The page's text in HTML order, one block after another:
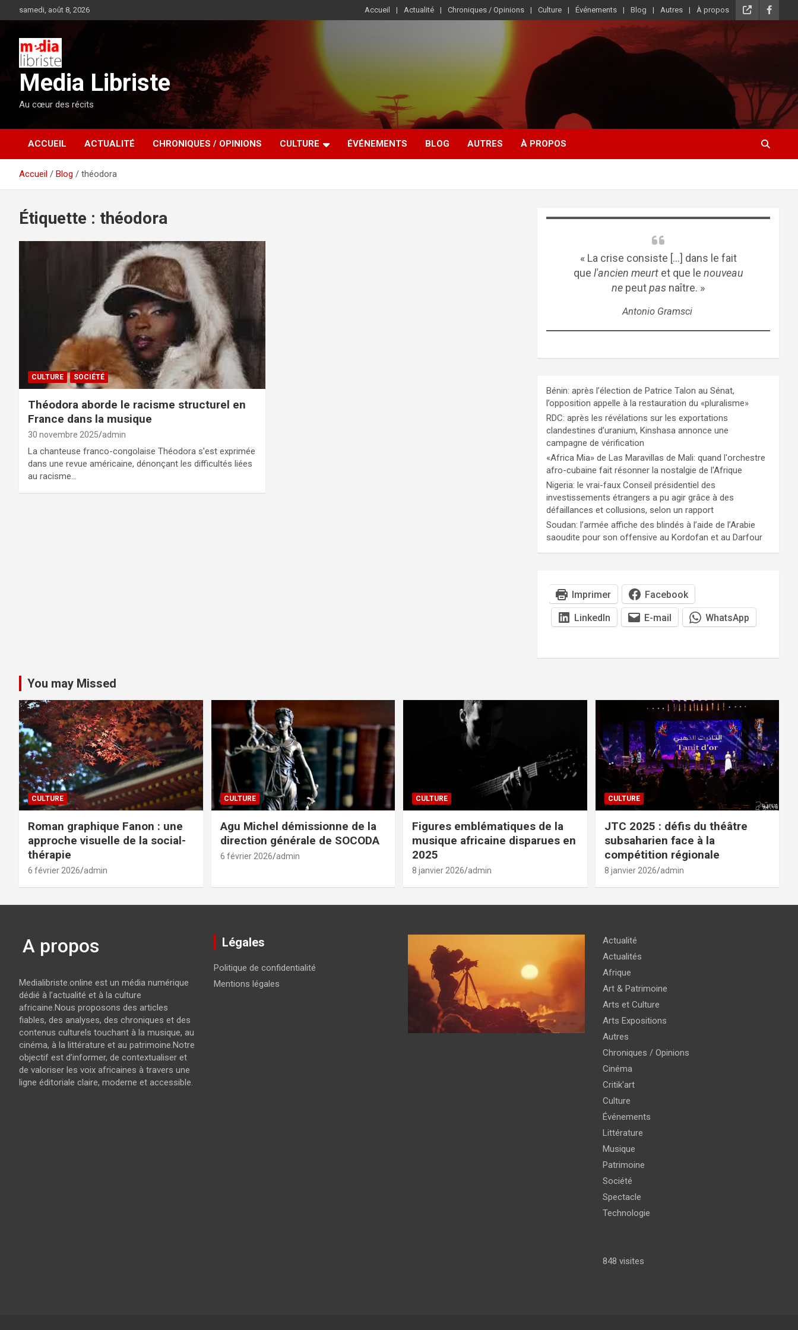
au
samedi, août 8, 2026 Accueil Actualité Chroniques / Opinions Culture Événements Blog Autres À propos
Media Libriste
Au cœur des récits
ACCUEIL ACTUALITÉ CHRONIQUES / OPINIONS CULTURE ÉVÉNEMENTS BLOG AUTRES À PROPOS
Accueil Blog théodora
Étiquette : théodora
CULTURE SOCIÉTÉ
Théodora aborde le racisme structurel en
France dans la musique
30 novembre 2025 admin
La chanteuse franco-congolaise Théodora s’est exprimée
dans une revue américaine, dénonçant les difficultés liées
au racisme…
« La crise consiste [...] dans le fait
que l'ancien meurtet que le nouveau
ne peutpas naître. »
Antonio Gramsci
Bénin: après l’élection de Patrice Talon au Sénat,
l’opposition appelle à la restauration du «pluralisme»
RDC: après les révélations sur les exportations
clandestines d’uranium, Kinshasa annonce une
campagne de vérification
«Africa Mia» de Las Maravillas de Mali: quand l'orchestre
afro-cubaine fait résonner la nostalgie de l'Afrique
Nigeria: le vrai-faux Conseil présidentiel des
investissements étrangers a pu agir grâce à des
défaillances et collusions, selon un rapport
Soudan: l’armée affiche des blindés à l’aide de l’Arabie
saoudite pour son offensive au Kordofan et au Darfour
Imprimer Facebook
LinkedIn E-mail WhatsApp
You may Missed
CULTURE
Roman graphique Fanon : une
approche visuelle de la social-
thérapie
6 février 2026 admin
CULTURE
Agu Michel démissionne de la
direction générale de SOCODA
6 février 2026 admin
CULTURE
Figures emblématiques de la
musique africaine disparues en
2025
8 janvier 2026 admin
CULTURE
JTC 2025 : défis du théâtre
subsaharien face à la
compétition régionale
8 janvier 2026 admin
A propos
Medialibriste.online est un média numérique
dédié à l’actualité et à la culture
africaine.Nous proposons des articles
fiables, des analyses, des chroniques et des
contenus culturels touchant à la musique, au
cinéma, à la littérature et au patrimoine.Notre
objectif est d’informer, de contextualiser et
de valoriser les voix africaines à travers une
ligne éditoriale claire, moderne et accessible.
Légales
Politique de confidentialité
Mentions légales
Actualité
Actualités
Afrique
Art & Patrimoine
Arts et Culture
Arts Expositions
Autres
Chroniques / Opinions
Cinéma
Critik'art
Culture
Événements
Littérature
Musique
Patrimoine
Société
Spectacle
Technologie
848 visites